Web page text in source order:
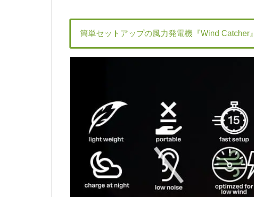
簡単セットアップの風力発電機『Wind Catcher』